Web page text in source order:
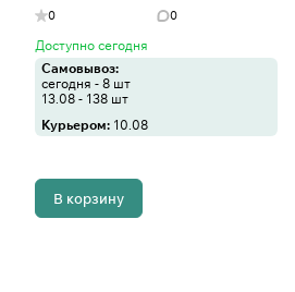
0 0
Доступно сегодня
Самовывоз:
сегодня - 8 шт
13.08 - 138 шт
Курьером:10.08
В корзину